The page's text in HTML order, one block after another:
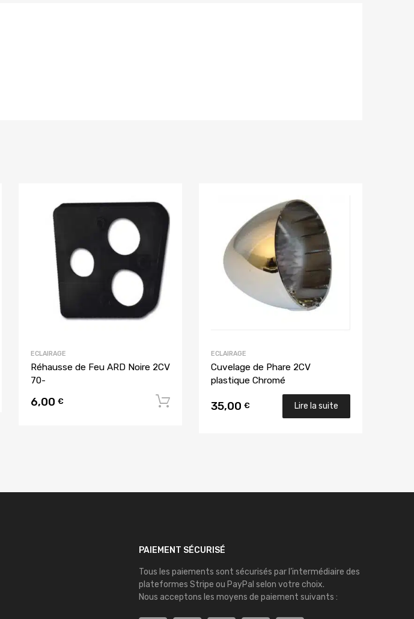
ECLAIRAGE
Réhausse de Feu ARD Noire 2CV
70-
6,00 € Ajouter au panier
ECLAIRAGE
Cuvelage de Phare 2CV
plastique Chromé
35,00 € Lire la suite
PAIEMENT SÉCURISÉ
Tous les paiements sont sécurisés par l’intermédiaire des
plateformes Stripe ou PayPal selon votre choix.
Nous acceptons les moyens de paiement suivants :